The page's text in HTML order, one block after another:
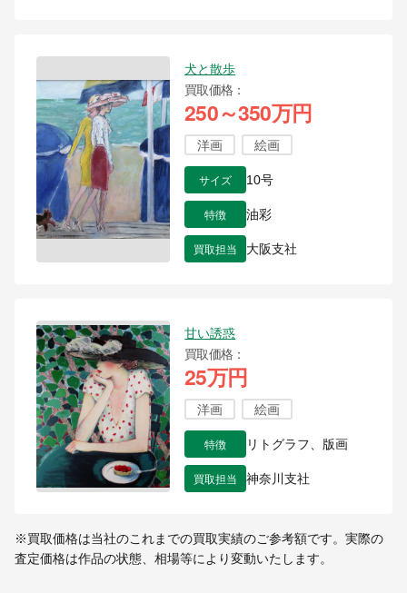
犬と散歩
買取価格
250～350万円
洋画 絵画
サイズ 10号
特徴 油彩
買取担当 大阪支社
甘い誘惑
買取価格
25万円
洋画 絵画
特徴 リトグラフ、版画
買取担当 神奈川支社
※買取価格は当社のこれまでの買取実績のご参考額です。実際の
査定価格は作品の状態、相場等により変動いたします。